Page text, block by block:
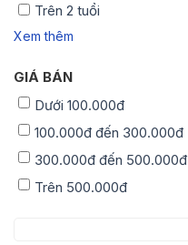
Trên 2 tuổi
Xem thêm
GIÁ BÁN
Dưới 100.000đ
100.000đ đến 300.000đ
300.000đ đến 500.000đ
Trên 500.000đ